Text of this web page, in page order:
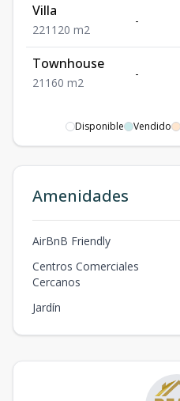
Villa
221 120 m2
-
Townhouse
21 1 60 m2
-
Disponible Vendido
Amenidades
AirBnB Friendly
Centros Comerciales
Cercanos
Jardín